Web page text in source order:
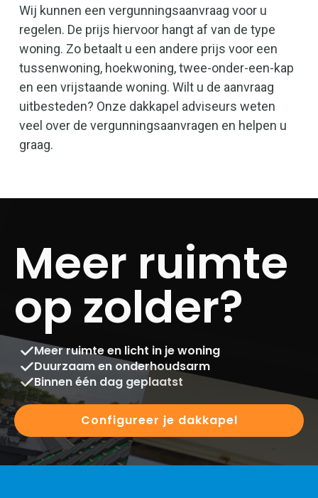
Wij kunnen een vergunningsaanvraag voor u
regelen. De prijs hiervoor hangt af van de type
woning. Zo betaalt u een andere prijs voor een
tussenwoning, hoekwoning, twee-onder-een-kap
en een vrijstaande woning. Wilt u de aanvraag
uitbesteden? Onze dakkapel adviseurs weten
veel over de vergunningsaanvragen en helpen u
graag.
Meer ruimte
op zolder?
Meer ruimte en licht in je woning
Duurzaam en onderhoudsarm
Binnen één dag geplaatst
Configureer je dakkapel